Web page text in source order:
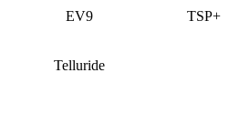
TSP+
EV9
Telluride